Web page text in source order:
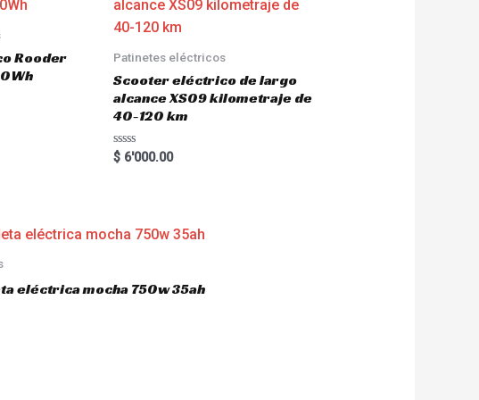
Rooder
Patinetes eléctricos
Scooter eléctrico de largo
alcance XS09 kilometraje de
40-120 km
R
a
o
u
5
$6'000.00
eléctrica mocha 750w 35ah